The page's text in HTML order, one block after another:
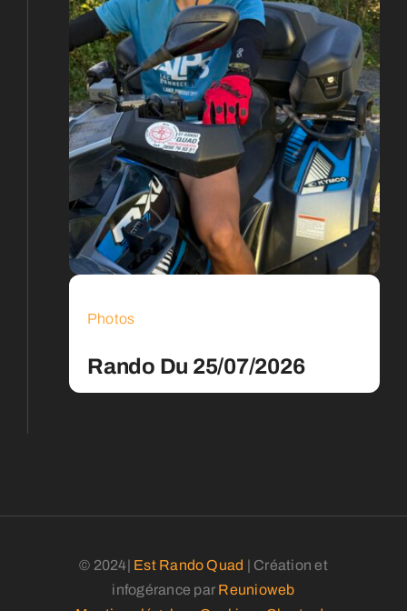
Photos
Rando Du 25/07/2026
© 2024| Est Rando Quad | Création et
infogérance par Reunioweb